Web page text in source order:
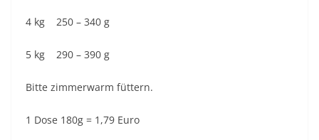
4 kg 250 – 340 g
5 kg 290 – 390 g
Bitte zimmerwarm füttern.
1 Dose 180g = 1,79 Euro